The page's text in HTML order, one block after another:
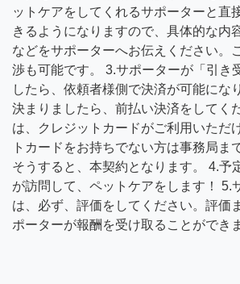
ットケアをしてくれるサポーターと直
きるようになりますので、具体的な内
などをサポーターへお伝えください。
渉も可能です。 3.サポーターが「引き
したら、依頼者様側で決済が可能にな
決まりましたら、前払い決済をしてく
は、クレジットカードがご利用いただ
トカードをお持ちでない方は事務局ま
そうすると、本契約となります。 4.予
が訪問して、ペットケアをします！ 5.
は、必ず、評価をしてください。評価
ポーターが報酬を受け取ることができ